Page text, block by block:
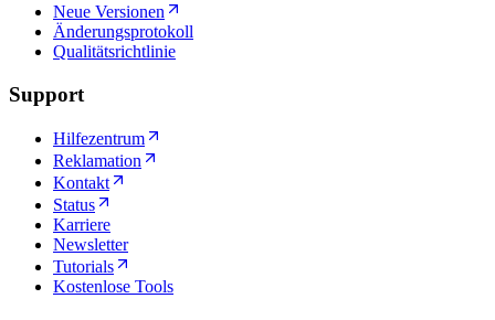
Neue Versionen
Änderungsprotokoll
Qualitätsrichtlinie
Support
Hilfezentrum
Reklamation
Kontakt
Status
Karriere
Newsletter
Tutorials
Kostenlose Tools